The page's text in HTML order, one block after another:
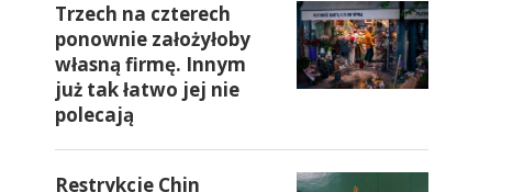
Trzech na czterech
ponownie założyłoby
własną firmę. Innym
już tak łatwo jej nie
polecają
Restrykcje Chin